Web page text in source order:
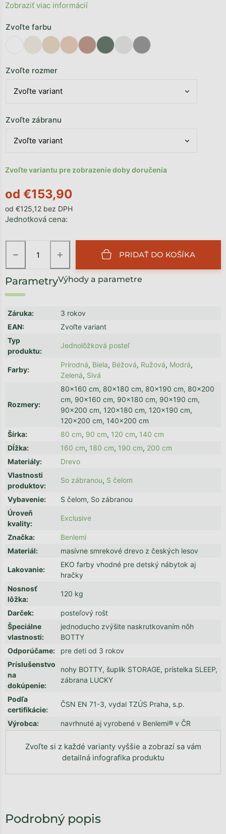
od €153,90
od €125,12 bez DPH
Jednotková cena:
Zvoľte variantu pre zobrazenie doby doručenia
Zvoľte farbu
Zvoľte rozmer
Zvoľte zábranu
+
− PRIDAŤ DO KOŠÍKA
Výhody a parametre
Záruka:
3 rokov
EAN:
Zvoľte variant
Typ
produktu:
Jednolôžková posteľ
Farby:
Prírodná, Biela, Béžová, Ružová, Modrá,
Zelená, Sivá
Rozmery:
80x160 cm, 80x180 cm, 80x190 cm, 80x200
cm, 90x160 cm, 90x180 cm, 90x190 cm,
90x200 cm, 120x180 cm, 120x190 cm,
120x200 cm, 140x200 cm
Šírka: 80 cm, 90 cm, 120 cm, 140 cm
Dĺžka: 160 cm, 180 cm, 190 cm, 200 cm
Materiály:
Drevo
Vlastnosti
produktov:
So zábranou, S čelom
Vybavenie:
S čelom, So zábranou
Úroveň
kvality:
Exclusive
Značka:
Benlemi
Materiál: masívne smrekové drevo z českých lesov
Lakovanie:
EKO farby vhodné pre detský nábytok aj
hračky
Nosnosť
lôžka:
120 kg
Darček:
posteľový rošt
Špeciálne
vlastnosti:
jednoducho zvýšite naskrutkovaním nôh
BOTTY
Odporúčame:
pre deti od 3 rokov
Príslušenstvo
na
dokúpenie:
nohy BOTTY, šuplík STORAGE, prístelka SLEEP,
zábrana LUCKY
Podľa
certifikácie:
ČSN EN 71-3, vydal TZÚS Praha, s.p.
Výrobca: navrhnuté aj vyrobené v Benlemi® v ČR
Zvoľte si z každé varianty vyššie a zobrazí sa vám
detailná infografika produktu
Zobraziť viac informácií
Podrobný popis